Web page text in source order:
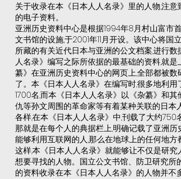
关于收录在本《日本人人名录》里的人物,注
的电子资料。
亚洲历史资料中心是根据1994年8月村山富市
文书馆的设施,于2001年11月开设。该中心将
所藏的有关近代日本与亚洲的公文档案,进行
人名录》编写之际所依据的最基础的资料,就
纂》在亚洲历史资料中心的网页上,全部都被
了。本《日本人人名录》在编写时,很多地利
1700名,而本《日本人人名录》以《杂纂》和
仇等孙文周围的革命家等有着某种关联的日本
各样,在本《日本人人名录》中,刊载了大约
那就是在每个人的典据栏上,明确记载了亚洲
能够利用互联网的人,那么在地球上的任何地
这样,本《日本人人名录》就能够让不仅是研
想要寻找的人物。国立公文书馆、防卫研究
的资料收录在本《日本人人名录》的人物并不